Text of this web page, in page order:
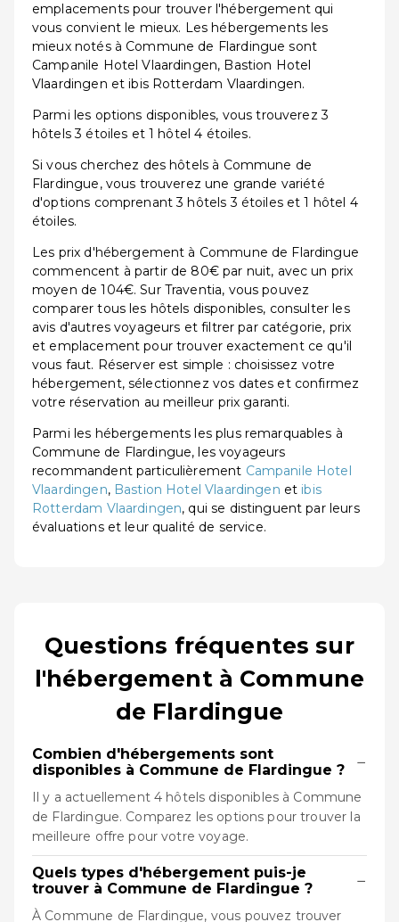
emplacements pour trouver l'hébergement qui
vous convient le mieux. Les hébergements les
mieux notés à Commune de Flardingue sont
Campanile Hotel Vlaardingen, Bastion Hotel
Vlaardingen et ibis Rotterdam Vlaardingen.
Parmi les options disponibles, vous trouverez 3
hôtels 3 étoiles et 1 hôtel 4 étoiles.
Si vous cherchez des hôtels à Commune de
Flardingue, vous trouverez une grande variété
d'options comprenant 3 hôtels 3 étoiles et 1 hôtel 4
étoiles.
Les prix d'hébergement à Commune de Flardingue
commencent à partir de 80€ par nuit, avec un prix
moyen de 104€. Sur Traventia, vous pouvez
comparer tous les hôtels disponibles, consulter les
avis d'autres voyageurs et filtrer par catégorie, prix
et emplacement pour trouver exactement ce qu'il
vous faut. Réserver est simple : choisissez votre
hébergement, sélectionnez vos dates et confirmez
votre réservation au meilleur prix garanti.
Parmi les hébergements les plus remarquables à
Commune de Flardingue, les voyageurs
recommandent particulièrement Campanile Hotel
Vlaardingen, Bastion Hotel Vlaardingen et ibis
Rotterdam Vlaardingen, qui se distinguent par leurs
évaluations et leur qualité de service.
Questions fréquentes sur
l'hébergement à Commune
de Flardingue
Combien d'hébergements sont
disponibles à Commune de Flardingue ?
−
Il y a actuellement 4 hôtels disponibles à Commune
de Flardingue. Comparez les options pour trouver la
meilleure offre pour votre voyage.
Quels types d'hébergement puis-je
trouver à Commune de Flardingue ?
−
À Commune de Flardingue, vous pouvez trouver